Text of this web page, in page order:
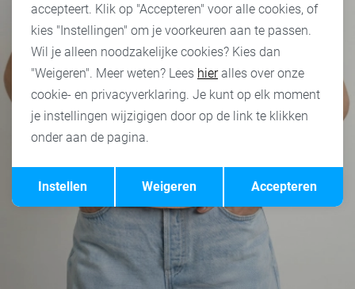
Terug Opslaan
accepteert. Klik op "Accepteren" voor alle cookies, of
kies "Instellingen" om je voorkeuren aan te passen.
Wil je alleen noodzakelijke cookies? Kies dan
"Weigeren". Meer weten? Lees hieralles over onze
cookie- en privacyverklaring. Je kunt op elk moment
je instellingen wijzigigen door op de link te klikken
onder aan de pagina.
Accepteren
Weigeren
Instellen